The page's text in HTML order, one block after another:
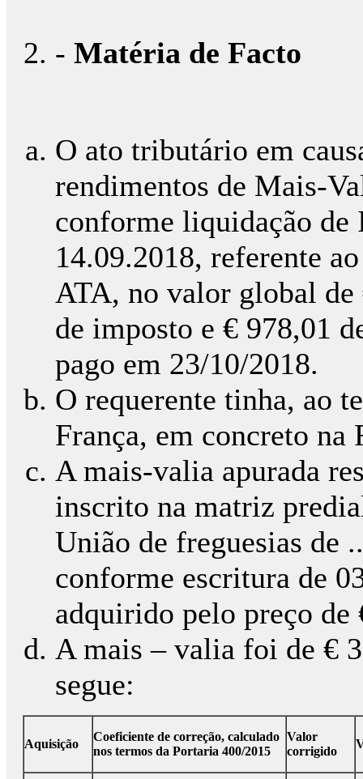
- Matéria de Facto
O ato tributário em
rendimentos de Mais-
conforme liquidação de
14.09.2018, referente
ATA, no valor global de
de imposto e € 978,01
pago em 23/10/2018.
O requerente tinha, ao
França, em concreto na
A mais-valia apurada
inscrito na matriz
União de freguesias de
conforme escritura de
adquirido pelo preço de
A mais – valia foi de €
segue:
Aquisição
Coeficiente de correção, calculado
nos termos da Portaria 400/2015
Valor
corrigido